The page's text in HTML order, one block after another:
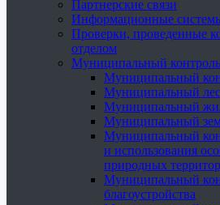
Партнерские связи
Информационные
Проверки, проведенные
отделом
Муниципальный контроль
Муниципальный
Муниципальный
Муниципальный
Муниципальный
Муниципальный
и использования
природных
Муниципальный
благоустройства